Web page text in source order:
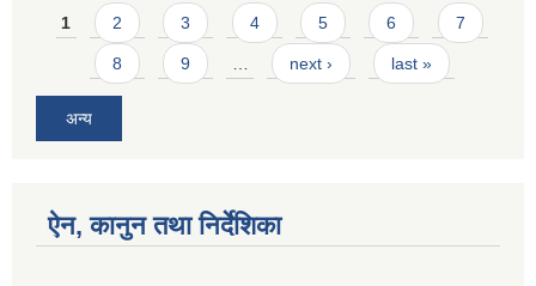
Pages
1 2 3 4 5 6 7
8 9 next › last »
अन्य
ऐन, कानुन तथा निर्देशिका